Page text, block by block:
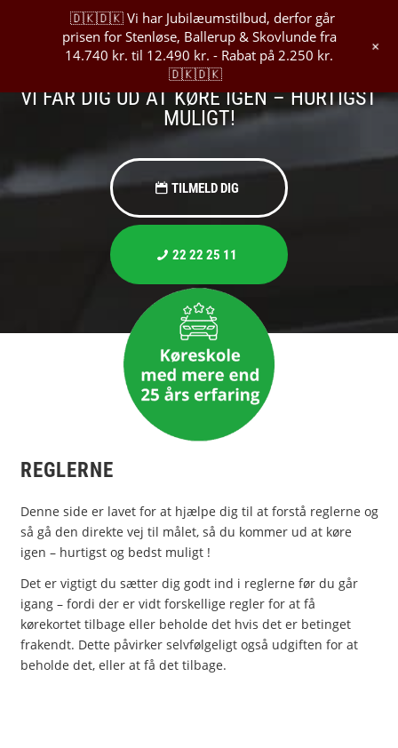
GENERHVERVELSE
VI FÅR DIG UD AT KØRE IGEN – HURTIGST
MULIGT!
TILMELD DIG
22 22 25 11
REGLERNE
Denne side er lavet for at hjælpe dig til at forstå reglerne og
så gå den direkte vej til målet, så du kommer ud at køre
igen – hurtigst og bedst muligt !
Det er vigtigt du sætter dig godt ind i reglerne før du går
igang – fordi der er vidt forskellige regler for at få
kørekortet tilbage eller beholde det hvis det er betinget
frakendt. Dette påvirker selvfølgeligt også udgiften for at
beholde det, eller at få det tilbage.
🇩🇰🇩🇰 Vi har Jubilæumstilbud, derfor går
prisen for Stenløse, Ballerup & Skovlunde fra
14.740 kr. til 12.490 kr. - Rabat på 2.250 kr.
🇩🇰🇩🇰
+